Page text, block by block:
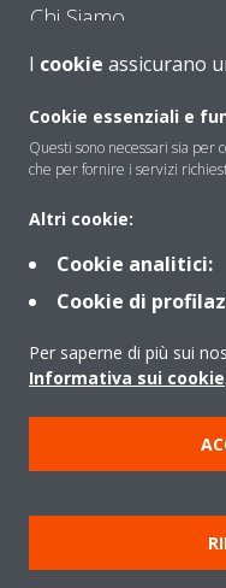
Chi Siamo
Soluzioni
Periodo di supporto
Gruppo Daikin Europe
Cookies Policy
Termini di Garanzia
Cerca
I cookie assicurano
Cookie essenziali e
Questi sono necessari sia per
che per fornire i servizi
Altri cookie:
Cookie analitici:
Cookie di
Per saperne di più sui
Informativa sui cookie